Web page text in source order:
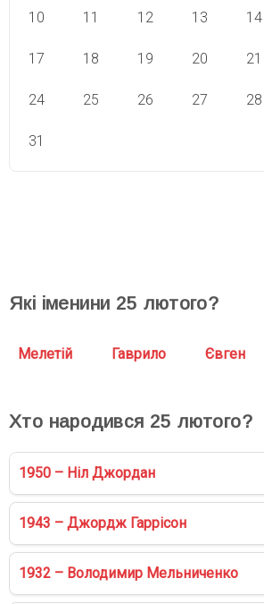
10 11 12 13 14
17 18 19 20 21
24 25 26 27 28
31
Які іменини 25 лютого?
Мелетій Гаврило Євген
Хто народився 25 лютого?
1950 – Ніл Джордан
1943 – Джордж Гаррісон
1932 – Володимир Мельниченко